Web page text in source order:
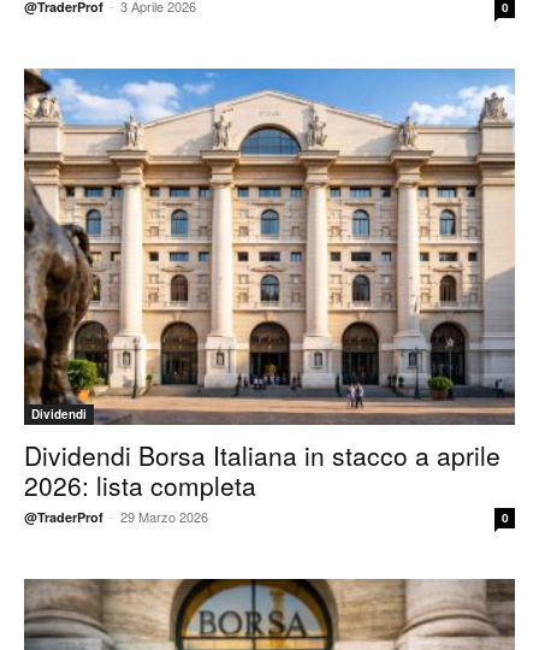
@TraderProf - 3 Aprile 2026 0
Dividendi
Dividendi Borsa Italiana in stacco a aprile
2026: lista completa
@TraderProf - 29 Marzo 2026 0